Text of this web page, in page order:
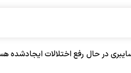
حال رفع اختلالات ایجادشده